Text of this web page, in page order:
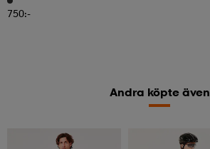
750:-
Andra köpte även